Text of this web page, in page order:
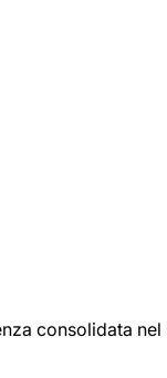
consolidata